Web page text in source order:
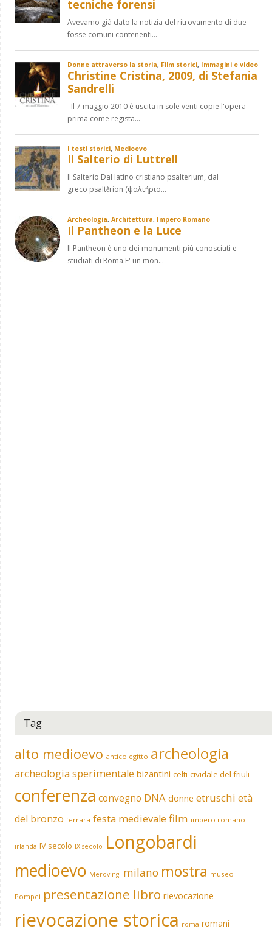
Tag
alto medioevo antico egitto archeologia
archeologia sperimentale bizantini celti cividale del friuli
conferenza convegno DNA donne etruschi età
del bronzo ferrara festa medievale film impero romano
irlanda IV secolo IX secolo Longobardi
medioevo Merovingi milano mostra museo
Pompei presentazione libro rievocazione
rievocazione storica roma romani